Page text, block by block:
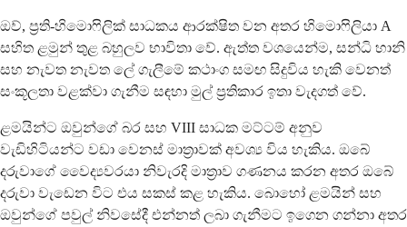
ඔව්, ප්‍රති-හිමොෆිලික් සාධකය ආරක්ෂිත වන අතර හිමොෆිලියා A
සහිත ළමුන් තුළ බහුලව භාවිතා වේ. ඇත්ත වශයෙන්ම, සන්ධි හානි
සහ නැවත නැවත ලේ ගැලීමේ කථාංග සමඟ සිදුවිය හැකි වෙනත්
සංකූලතා වළක්වා ගැනීම සඳහා මුල් ප්‍රතිකාර ඉතා වැදගත් වේ.
ළමයින්ට ඔවුන්ගේ බර සහ VIII සාධක මට්ටම් අනුව
වැඩිහිටියන්ට වඩා වෙනස් මාත්‍රාවක් අවශ්‍ය විය හැකිය. ඔබේ
දරුවාගේ වෛද්‍යවරයා නිවැරදි මාත්‍රාව ගණනය කරන අතර ඔබේ
දරුවා වැඩෙන විට එය සකස් කළ හැකිය. බොහෝ ළමයින් සහ
ඔවුන්ගේ පවුල් නිවසේදී එන්නත් ලබා ගැනීමට ඉගෙන ගන්නා අතර